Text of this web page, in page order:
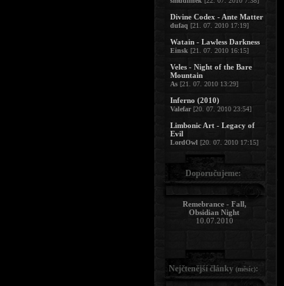
Divine Codex - Ante Matter
dufaq [21. 07. 2010 17:19]
Watain - Lawless Darkness
Einsk [21. 07. 2010 16:15]
Veles - Night of the Bare
Mountain
As [21. 07. 2010 13:29]
Inferno (2010)
Valefar[20. 07. 2010 23:54]
Limbonic Art - Legacy of
Evil
LordOwl [20. 07. 2010 17:15]
Doporučujeme:
Remebrance - Fall,
Obsidian Night
10.07.2010
Nejčtenější články (měsíc):